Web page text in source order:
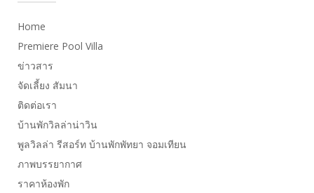
Home
Premiere Pool Villa
ข่าวสาร
จัดเลี้ยง สัมนา
ติดต่อเรา
บ้านพักวิลล่าน่าวิน
พูลวิลล่า รีสอร์ท บ้านพักพัทยา จอมเทียน
ภาพบรรยากาศ
ราคาห้องพัก